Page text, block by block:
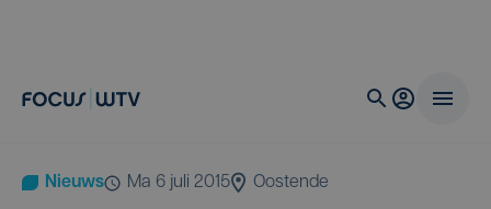
Nieuws ma 6 juli 2015 Oostende